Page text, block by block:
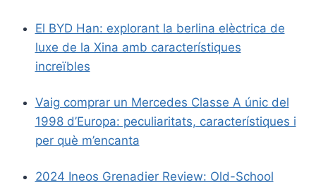
El BYD Han: explorant la berlina elèctrica de
luxe de la Xina amb característiques
increïbles
Vaig comprar un Mercedes Classe A únic del
1998 d’Europa: peculiaritats, característiques i
per què m’encanta
2024 Ineos Grenadier Review: Old-School